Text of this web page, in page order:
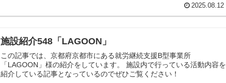
2025.08.12
施設紹介548「LAGOON」
この記事では、京都府京都市にある就労継続支援B型事業所
「LAGOON」様の紹介をしています。 施設内で行っている活動内容を
紹介している記事となっているのでぜひご覧ください！